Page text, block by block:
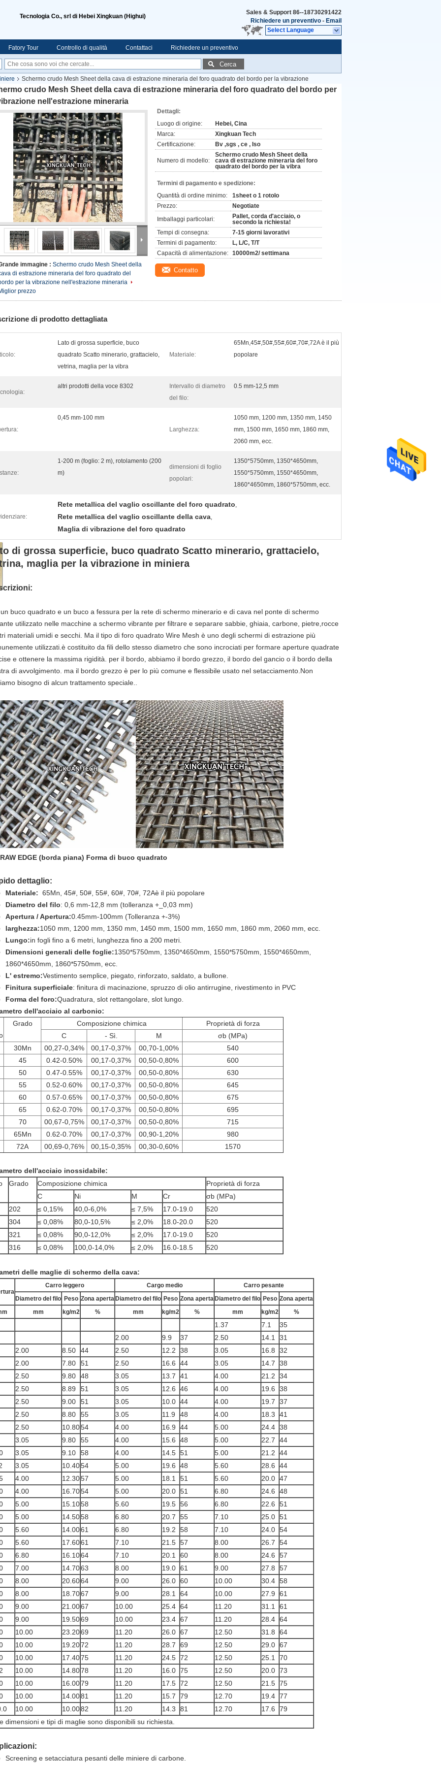
Tecnologia Co., srl di Hebei Xingkuan (Highui)
Sales & Support 86--18730291422
Richiedere un preventivo - Email
Select Language
Fatory Tour Controllo di qualità Contattaci Richiedere un preventivo
Cerca
Schermo crudo Mesh Sheet della cava di estrazione mineraria del foro quadrato del bordo per la vibrazione
crudo Mesh Sheet della cava di estrazione mineraria del foro quadrato del bordo per
nell'estrazione mineraria
immagine : Schermo crudo Mesh Sheet della
di estrazione mineraria del foro quadrato del
per la vibrazione nell'estrazione mineraria
prezzo
Dettagli:
Luogo di origine:
Hebei, Cina
Marca:
Xingkuan Tech
Certificazione:
Bv ,sgs , ce , Iso
Numero di modello:
Schermo crudo Mesh Sheet della
cava di estrazione mineraria del foro
quadrato del bordo per la vibra
Termini di pagamento e spedizione:
Quantità di ordine minimo:
1sheet o 1 rotolo
Prezzo:
Negotiate
Imballaggi particolari:
Pallet, corda d'acciaio, o
secondo la richiesta!
Tempi di consegna:
7-15 giorni lavorativi
Termini di pagamento:
L, L/C, T/T
Capacità di alimentazione: 10000m2/ settimana
Contatto
di prodotto dettagliata
Lato di grossa superficie, buco
quadrato Scatto minerario, grattacielo,
vetrina, maglia per la vibra
Materiale:
65Mn,45#,50#,55#,60#,70#,72A è il più
popolare
altri prodotti della voce 8302
Intervallo di diametro
del filo:
0.5 mm-12,5 mm
0,45 mm-100 mm
Larghezza:
1050 mm, 1200 mm, 1350 mm, 1450
mm, 1500 mm, 1650 mm, 1860 mm,
2060 mm, ecc.
1-200 m (foglio: 2 m), rotolamento (200
m)
dimensioni di foglio
popolari:
1350*5750mm, 1350*4650mm,
1550*5750mm, 1550*4650mm,
1860*4650mm, 1860*5750mm, ecc.
Rete metallica del vaglio oscillante del foro quadrato,
Rete metallica del vaglio oscillante della cava,
Maglia di vibrazione del foro quadrato
di grossa superficie, buco quadrato Scatto minerario, grattacielo,
maglia per la vibrazione in miniera
buco quadrato e un buco a fessura per la rete di schermo minerario e di cava nel ponte di schermo
utilizzato nelle macchine a schermo vibrante per filtrare e separare sabbie, ghiaia, carbone, pietre,rocce
materiali umidi e secchi. Ma il tipo di foro quadrato Wire Mesh è uno degli schermi di estrazione più
utilizzati.è costituito da fili dello stesso diametro che sono incrociati per formare aperture quadrate
e ottenere la massima rigidità. per il bordo, abbiamo il bordo grezzo, il bordo del gancio o il bordo della
di avvolgimento. ma il bordo grezzo è per lo più comune e flessibile usato nel setacciamento.Non
bisogno di alcun trattamento speciale..
RAW EDGE (borda piana) Forma di buco quadrato
dettaglio:
Materiale: 65Mn, 45#, 50#, 55#, 60#, 70#, 72Aè il più popolare
Diametro del filo: 0,6 mm-12,8 mm (tolleranza +_0,03 mm)
Apertura / Apertura:0.45mm-100mm (Tolleranza +-3%)
larghezza:1050 mm, 1200 mm, 1350 mm, 1450 mm, 1500 mm, 1650 mm, 1860 mm, 2060 mm, ecc.
Lungo:in fogli fino a 6 metri, lunghezza fino a 200 metri.
Dimensioni generali delle foglie:1350*5750mm, 1350*4650mm, 1550*5750mm, 1550*4650mm,
1860*4650mm, 1860*5750mm, ecc.
L' estremo:Vestimento semplice, piegato, rinforzato, saldato, a bullone.
Finitura superficiale: finitura di macinazione, spruzzo di olio antirrugine, rivestimento in PVC
Forma del foro:Quadratura, slot rettangolare, slot lungo.
dell'acciaio al carbonio:
Grado Composizione chimica
Proprietà di forza
C
- Sì. M
σb (MPa)
30Mn 00,27-0,34% 00,17-0,37% 00,70-1,00%
540
45 0.42-0.50% 00,17-0,37% 00,50-0,80%
600
50 0.47-0.55% 00,17-0,37% 00,50-0,80%
630
55 0.52-0.60% 00,17-0,37% 00,50-0,80%
645
60 0.57-0.65% 00,17-0,37% 00,50-0,80%
675
65 0.62-0.70% 00,17-0,37% 00,50-0,80%
695
70 00,67-0,75% 00,17-0,37% 00,50-0,80%
715
65Mn 0.62-0.70% 00,17-0,37% 00,90-1,20%
980
72A 00,69-0,76% 00,15-0,35% 00,30-0,60% 1570
dell'acciaio inossidabile:
Grado Composizione chimica
Proprietà di forza
C
Ni M Cr
σb (MPa)
202 ≤ 0,15% 40,0-6,0% ≤ 7,5% 17.0-19.0
520
304 ≤ 0,08% 80,0-10,5% ≤ 2,0% 18.0-20.0
520
321 ≤ 0,08% 90,0-12,0% ≤ 2,0% 17.0-19.0
520
316 ≤ 0,08% 100,0-14,0% ≤ 2,0% 16.0-18.5 520
delle maglie di schermo della cava:
Carro leggero Cargo medio
Carro pesante
Diametro del filo Peso Zona aperta Diametro del filo Peso Zona aperta Diametro del filo Peso Zona aperta
mm kg/m2 % mm kg/m2 % mm kg/m2 %
1.37 7.1
35
2.00 9.9 37 2.50 14.1
31
2.00 8.50 44 2.50 12.2 38 3.05 16.8
32
2.00 7.80 51 2.50 16.6 44 3.05 14.7
38
2.50 9.80 48 3.05 13.7 41 4.00 21.2
34
2.50 8.89 51 3.05 12.6 46 4.00 19.6
38
2.50 9.00 51 3.05 10.0 44 4.00 19.7
37
2.50 8.80 55 3.05 11.9 48 4.00 18.3
41
2.50 10.8054 4.00 16.9 44 5.00 24.4 38
3.05 9.80 55 4.00 15.6 48 5.00 22.7
44
3.05 9.10 58 4.00 14.5 51 5.00 21.2
44
3.05 10.4054 5.00 19.6 48 5.60 28.6
44
4.00 12.3057 5.00 18.1 51 5.60 20.0 47
4.00 16.7054 5.00 20.0 51 6.80 24.6
48
5.00 15.1058 5.60 19.5 56 6.80 22.6
51
5.00 14.5058 6.80 20.7 55 7.10 25.0 51
5.60 14.0061 6.80 19.2 58 7.10 24.0 54
5.60 17.6061 7.10 21.5 57 8.00 26.7
54
6.80 16.1064 7.10 20.1 60 8.00 24.6
57
7.00 14.7063 8.00 19.0 61 9.00 27.8
57
8.00 20.6064 9.00 26.0 60 10.00 30.4 58
8.00 18.7067 9.00 28.1 64 10.00 27.9
61
9.00 21.0067 10.00 25.4 64 11.20 31.1
61
9.00 19.5069 10.00 23.4 67 11.20 28.4 64
10.00 23.2069 11.20 26.0 67 12.50 31.8
64
10.00 19.2072 11.20 28.7 69 12.50 29.0 67
10.00 17.4075 11.20 24.5 72 12.50 25.1
70
10.00 14.8078 11.20 16.0 75 12.50 20.0 73
10.00 16.0079 11.20 17.5 72 12.50 21.5 75
10.00 14.0081 11.20 15.7 79 12.70 19.4 77
10.00 10.0082 11.20 14.3 81 12.70 17.6
79
dimensioni e tipi di maglie sono disponibili su richiesta.
Screening e setacciatura pesanti delle miniere di carbone.